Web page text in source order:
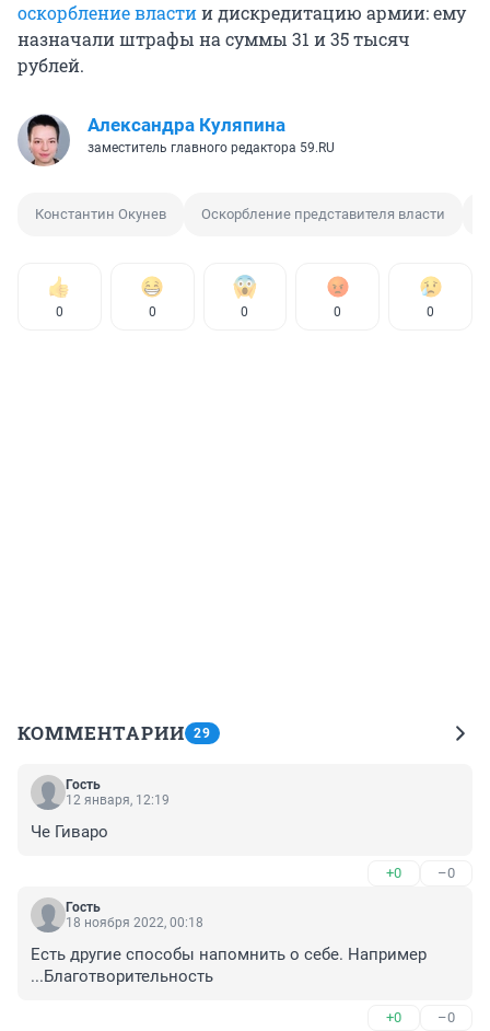
оскорбление властии дискредитацию армии: ему
назначали штрафы на суммы 31 и 35 тысяч
рублей.
Александра Куляпина
заместитель главного редактора 59.RU
Константин Окунев Оскорбление представителя власти
0 0 0 0 0
КОММЕНТАРИИ 29
Гость
12 января, 12:19
Че Гиваро
+0 –0
Гость
18 ноября 2022, 00:18
Есть другие способы напомнить о себе. Например
...Благотворительность
+0 –0